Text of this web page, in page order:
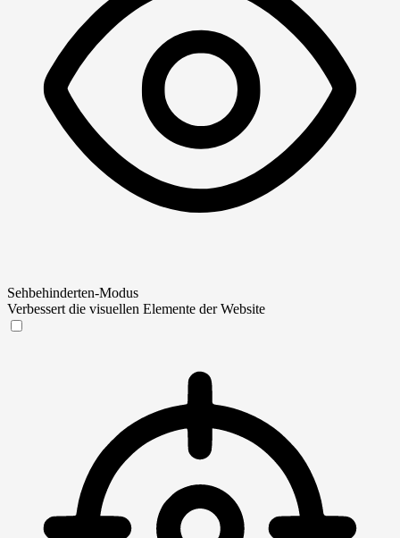
Sehbehinderten-Modus
Verbessert die visuellen Elemente der Website